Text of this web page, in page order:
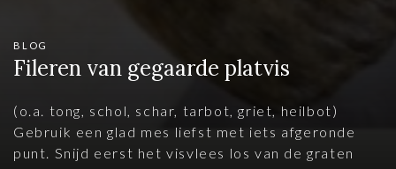
BLOG
Fileren van gegaarde platvis
(o.a. tong, schol, schar, tarbot, griet, heilbot)
Gebruik een glad mes liefst met iets afgeronde
punt. Snijd eerst het visvlees los van de graten